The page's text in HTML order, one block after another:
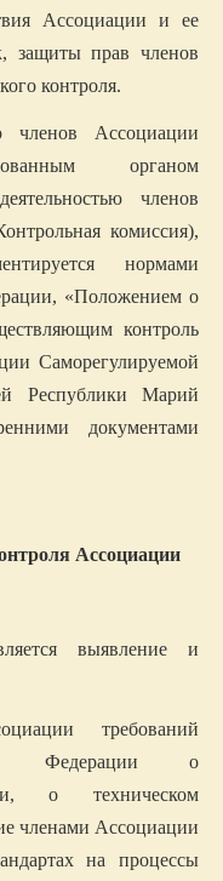
Ассоциации и ее
защиты прав членов
контроля.
членов Ассоциации
органом
членов
комиссия),
нормами
«Положением о
контроль
Саморегулируемой
Республики Марий
документами
Ассоциации
выявление и
требований
Федерации о
о техническом
членами Ассоциации
на процессы